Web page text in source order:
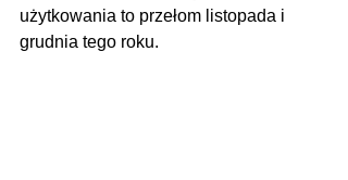
użytkowania to przełom listopada i
grudnia tego roku.